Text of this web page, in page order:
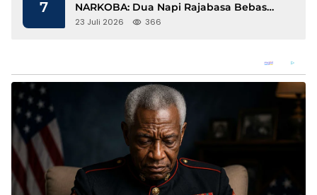
7
NARKOBA: Dua Napi Rajabasa Bebas
Gunakan HP, Muncul Dugaan
23 Juli 2026 366